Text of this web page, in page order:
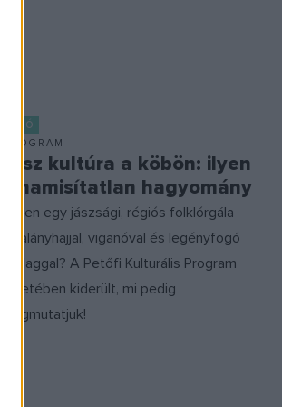
VIDEÓ
PROGRAM
Jász kultúra a köbön: ilyen
a hamisítatlan hagyomány
Milyen egy jászsági, régiós folklórgála
árvalányhajjal, viganóval és legényfogó
szalaggal? A Petőfi Kulturális Program
keretében kiderült, mi pedig
megmutatjuk!